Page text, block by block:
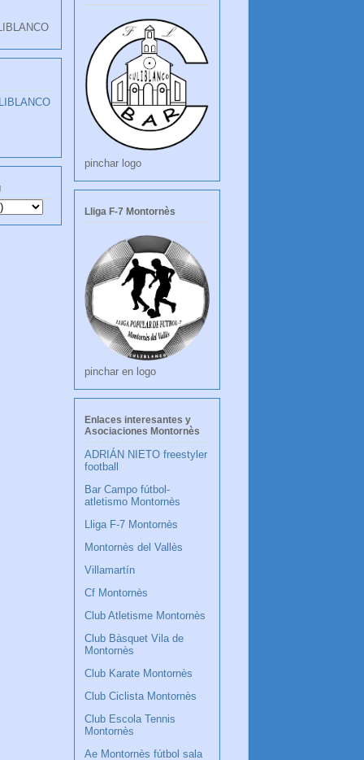
pinchar logo
Lliga F-7 Montornès
pinchar en logo
Enlaces interesantes y
Asociaciones Montornès
ADRIÁN NIETO freestyler
football
Bar Campo fútbol-
atletismo Montornès
Lliga F-7 Montornès
Montornès del Vallès
Villamartín
Cf Montornès
Club Atletisme Montornès
Club Bàsquet Vila de
Montornès
Club Karate Montornès
Club Ciclista Montornès
Club Escola Tennis
Montornès
Ae Montornès fútbol sala